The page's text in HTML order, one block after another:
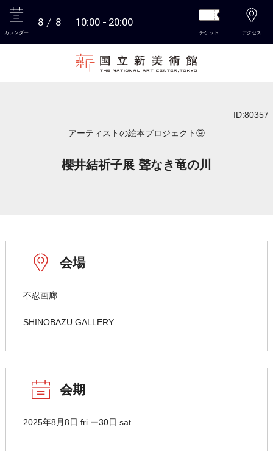
カレンダー
8 8 10:00 20:00
チケット アクセス
ID:80357
アーティストの絵本プロジェクト⑨
櫻井結祈子展 聲なき竜の川
会場
不忍画廊
SHINOBAZU GALLERY
会期
2025年8月8日 fri.ー30日 sat.